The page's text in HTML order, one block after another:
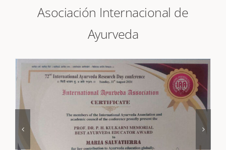
educador en Ayurveda» de la
Asociación Internacional de
Ayurveda